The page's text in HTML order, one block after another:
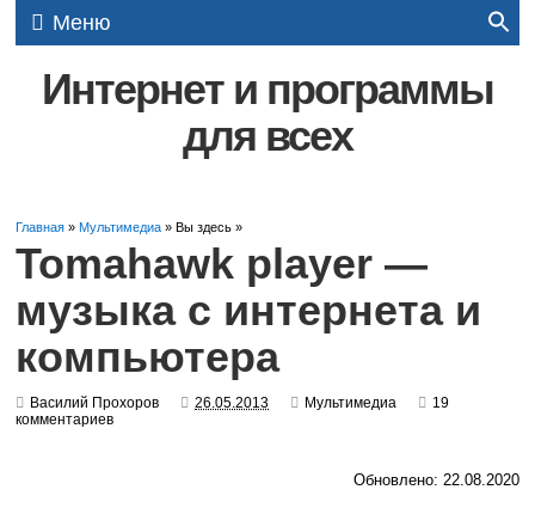
Меню
Интернет и программы
для всех
Главная »Мультимедиа » Вы здесь »
Tomahawk player —
музыка с интернета и
компьютера
Василий Прохоров 26.05.2013 Мультимедиа
19
комментариев
Обновлено: 22.08.2020